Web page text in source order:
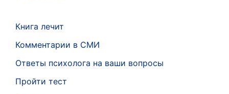
Книга лечит
Комментарии в СМИ
Ответы психолога на ваши вопросы
Пройти тест